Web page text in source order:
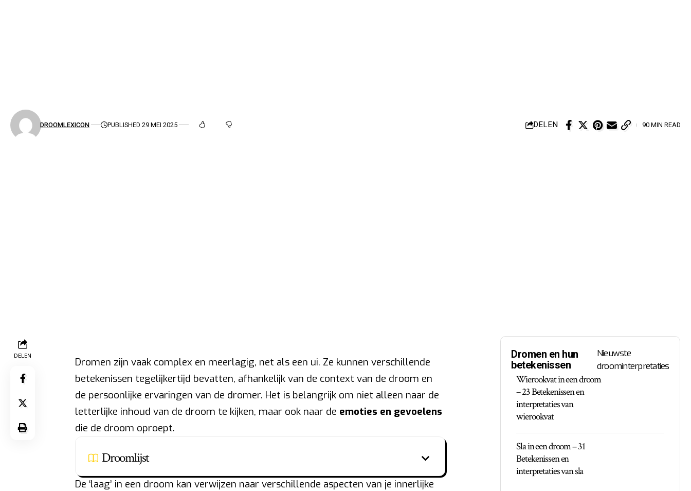
DROOMLEXICON PUBLISHED 29 MEI 2025 DELEN 90 MIN READ
DELEN
Dromen zijn vaak complex en meerlagig, net als een ui. Ze kunnen verschillende
betekenissen tegelijkertijd bevatten, afhankelijk van de context van de droom en
de persoonlijke ervaringen van de dromer. Het is belangrijk om niet alleen naar de
letterlijke inhoud van de droom te kijken, maar ook naar de emoties en gevoelens
die de droom oproept.
Droomlijst
De ‘laag’ in een droom kan verwijzen naar verschillende aspecten van je innerlijke
Dromen en hun
betekenissen
Nieuwste
droominterpretaties
Wierookvat in een droom
– 23 Betekenissen en
interpretaties van
wierookvat
Sla in een droom – 31
Betekenissen en
interpretaties van sla